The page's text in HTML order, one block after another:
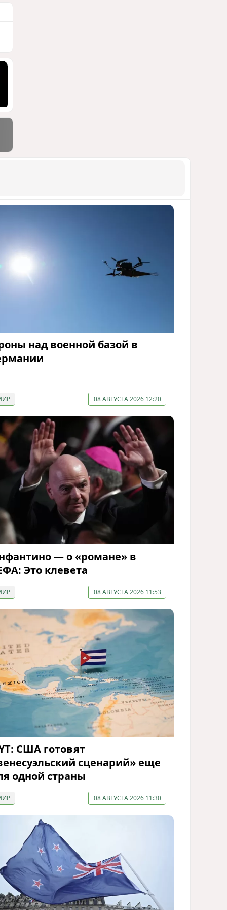
над военной базой в
08 АВГУСТА 2026 12:20
— о «романе» в
Это клевета
08 АВГУСТА 2026 11:53
США готовят
сценарий» еще
одной страны
08 АВГУСТА 2026 11:30